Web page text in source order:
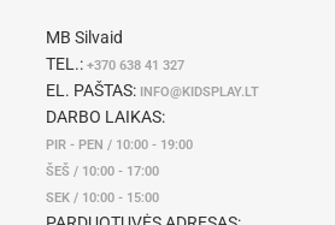
MB Silvaid
TEL.: +370 638 41 327
EL. PAŠTAS: INFO@KIDSPLAY.LT
DARBO LAIKAS:
PIR - PEN / 10:00 - 19:00
ŠEŠ / 10:00 - 17:00
SEK / 10:00 - 15:00